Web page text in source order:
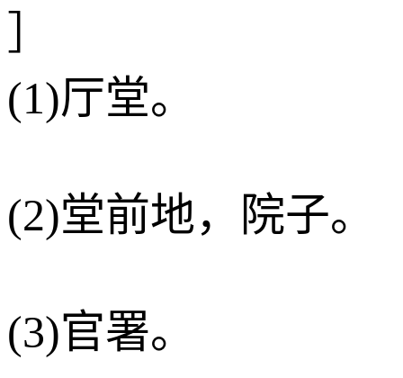
(1)厅堂。
(2)堂前地，院子。
(3)官署。